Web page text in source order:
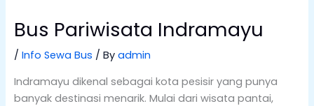
Bus Pariwisata Indramayu
/ Info Sewa Bus / By admin
Indramayu dikenal sebagai kota pesisir yang punya
banyak destinasi menarik. Mulai dari wisata pantai,